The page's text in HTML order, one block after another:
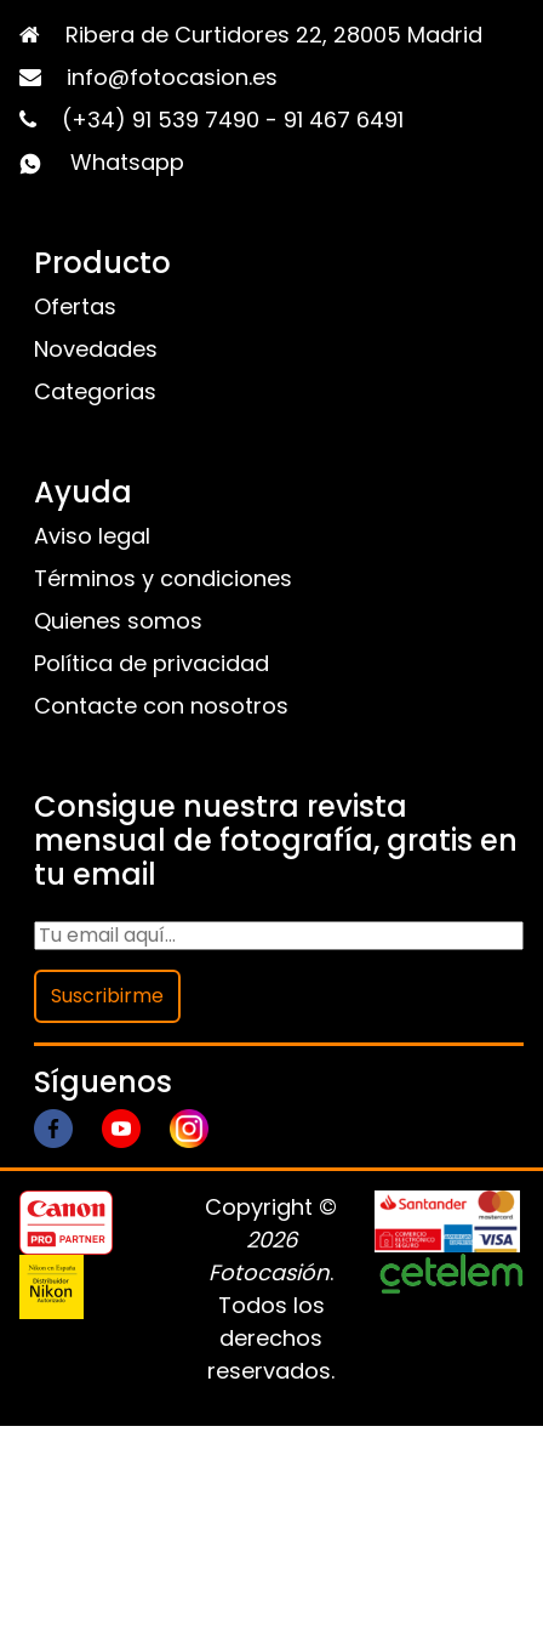
Ribera de Curtidores 22, 28005 Madrid
info@fotocasion.es
(+34) 91 539 7490 - 91 467 6491
Whatsapp
Producto
Ofertas
Novedades
Categorias
Ayuda
Aviso legal
Términos y condiciones
Quienes somos
Política de privacidad
Contacte con nosotros
Consigue nuestra revista
mensual de fotografía, gratis en
tu email
Suscribirme
Síguenos
Copyright ©
2026
Fotocasión.
Todos los
derechos
reservados.